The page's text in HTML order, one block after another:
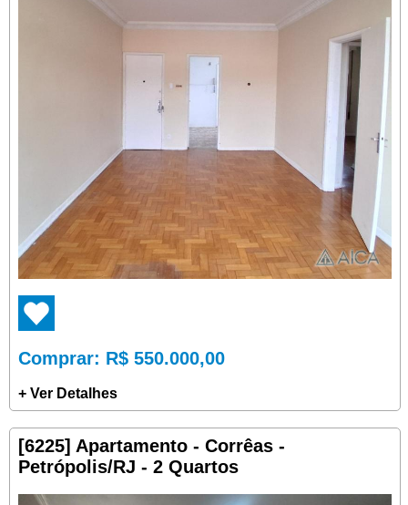
Comprar: R$ 550.000,00
+ Ver Detalhes
[6225] Apartamento - Corrêas -
Petrópolis/RJ - 2 Quartos